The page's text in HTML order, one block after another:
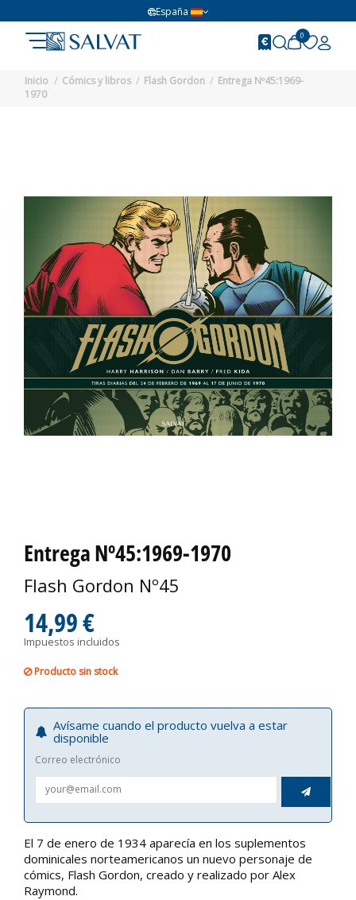
España
0
Inicio Cómics y libros Flash Gordon
Entrega Nº45:1969-
1970
Entrega Nº45:1969-1970
Flash Gordon Nº45
14,99 €
Impuestos incluidos
Producto sin stock
Avísame cuando el producto vuelva a estar
disponible
Correo electrónico

El 7 de enero de 1934 aparecía en los suplementos
dominicales norteamericanos un nuevo personaje de
cómics, Flash Gordon, creado y realizado por Alex
Raymond.